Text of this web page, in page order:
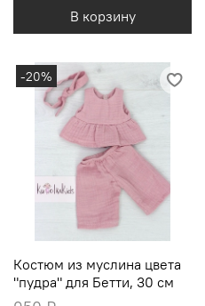
В корзину
-20%
Костюм из муслина цвета
"пудра" для Бетти, 30 см